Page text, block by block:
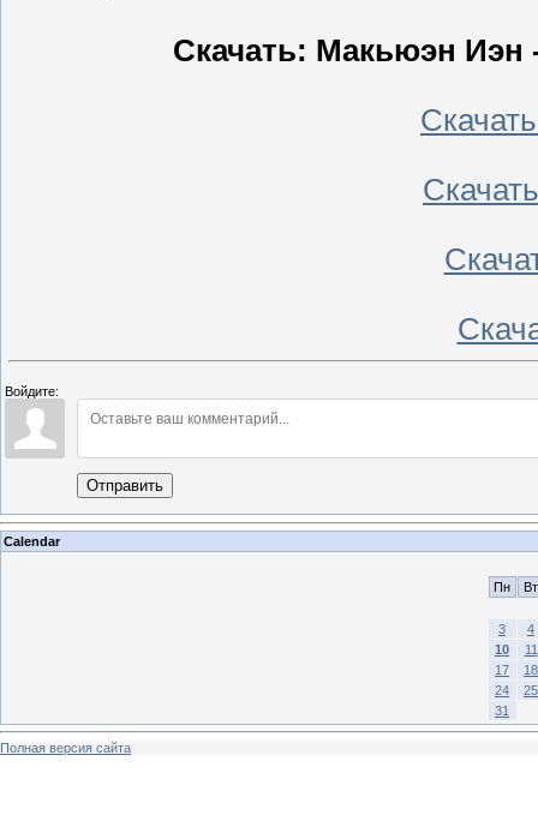
Скачать: Макьюэн Иэн
Войдите:
Отправить
Calendar
Пн Вт
3
4
10
11
17
18
24
25
31
Полная версия сайта